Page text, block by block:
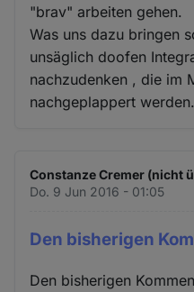
"brav" arbeiten gehen.
Was uns dazu bringen
unsäglich doofen
nachzudenken , die im
nachgeplappert werden.
Constanze Cremer (nicht
Do. 9 Jun 2016 - 01:05
Den bisherigen
Den bisherigen